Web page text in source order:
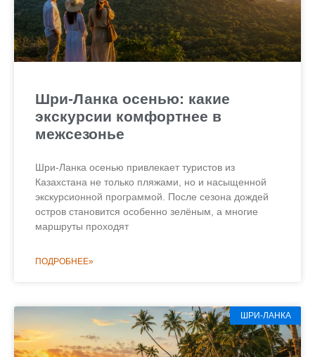
Шри-Ланка осенью: какие
экскурсии комфортнее в
межсезонье
Шри-Ланка осенью привлекает туристов из
Казахстана не только пляжами, но и насыщенной
экскурсионной программой. После сезона дождей
остров становится особенно зелёным, а многие
маршруты проходят
ПОДРОБНЕЕ»
ШРИ-ЛАНКА